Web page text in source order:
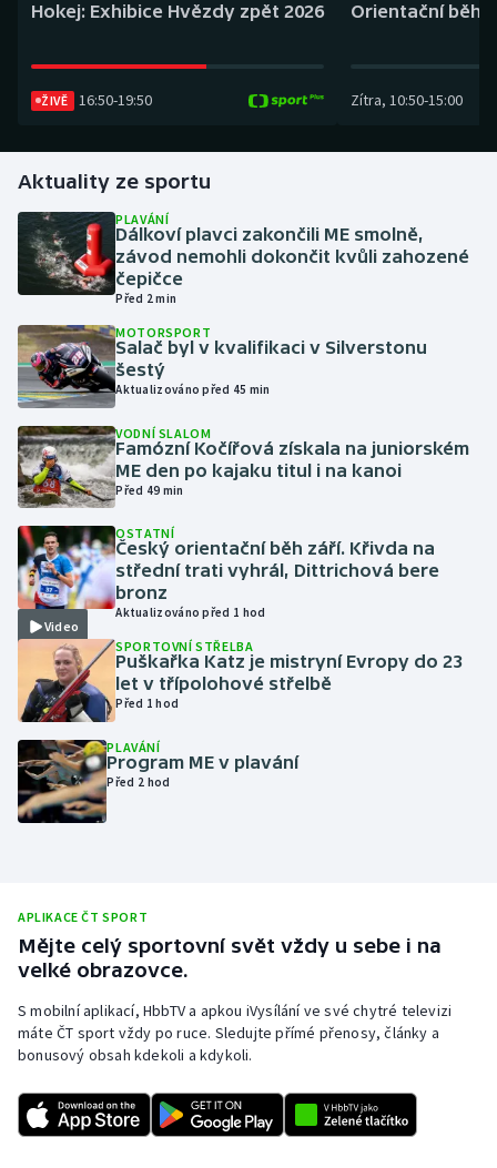
Florbal
Gymnastika
Házená
Jezdectví
Judo
Krasobruslení
Lezení
Lyže a snowboard
Moderní pětiboj
Motorsport
Olympijské hry
Parasport
Plavání
Plážový volejbal
Short track
Sportovní střelba
Hokej: Exhibice Hvězdy zpět 2026
ŽIVĚ 16:50-19:50
Orientační běh:
Zítra, 10:50-15:00
Aktuality ze sportu
PLAVÁNÍ
Dálkoví plavci zakončili ME smolně,
závod nemohli dokončit kvůli zahozené
čepičce
Před 2 min
MOTORSPORT
Salač byl v kvalifikaci v Silverstonu
šestý
Aktualizováno před 45 min
VODNÍ SLALOM
Famózní Kočířová získala na juniorském
ME den po kajaku titul i na kanoi
Před 49 min
Video
OSTATNÍ
Český orientační běh září. Křivda na
střední trati vyhrál, Dittrichová bere
bronz
Aktualizováno před 1 hod
SPORTOVNÍ STŘELBA
Puškařka Katz je mistryní Evropy do 23
let v třípolohové střelbě
Před 1 hod
PLAVÁNÍ
Program ME v plavání
Před 2 hod
APLIKACE ČT SPORT
Mějte celý sportovní svět vždy u sebe i na
velké obrazovce.
S mobilní aplikací, HbbTV a apkou iVysílání ve své chytré televizi
máte ČT sport vždy po ruce. Sledujte přímé přenosy, články a
bonusový obsah kdekoli a kdykoli.